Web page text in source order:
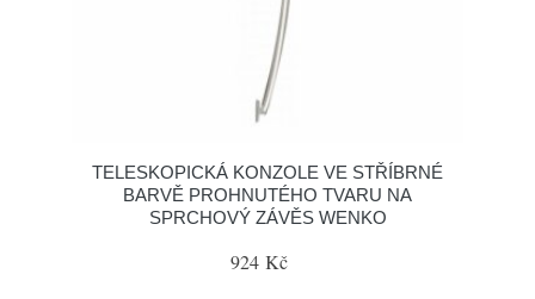
TELESKOPICKÁ KONZOLE VE STŘÍBRNÉ
BARVĚ PROHNUTÉHO TVARU NA
SPRCHOVÝ ZÁVĚS WENKO
924 Kč